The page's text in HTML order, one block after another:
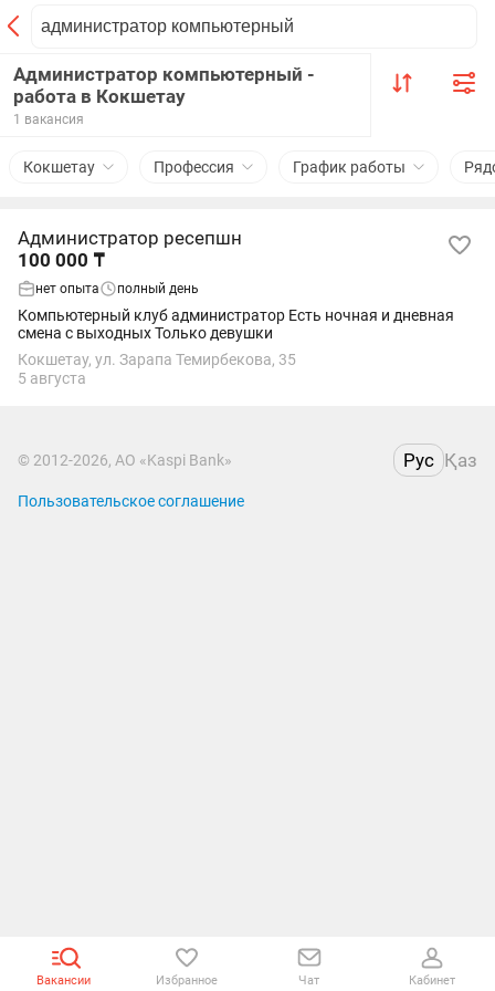
Администратор компьютерный -
работа в Кокшетау
1 вакансия
Кокшетау Профессия График работы
Администратор ресепшн
100 000 ₸
нет опыта полный день
Компьютерный клуб администратор Есть ночная и дневная
смена с выходных Только девушки
Кокшетау, ул. Зарапа Темирбекова, 35
5 августа
© 2012-2026, АО «Kaspi Bank» Рус Қаз
Пользовательское соглашение
Вакансии Избранное Чат Кабинет